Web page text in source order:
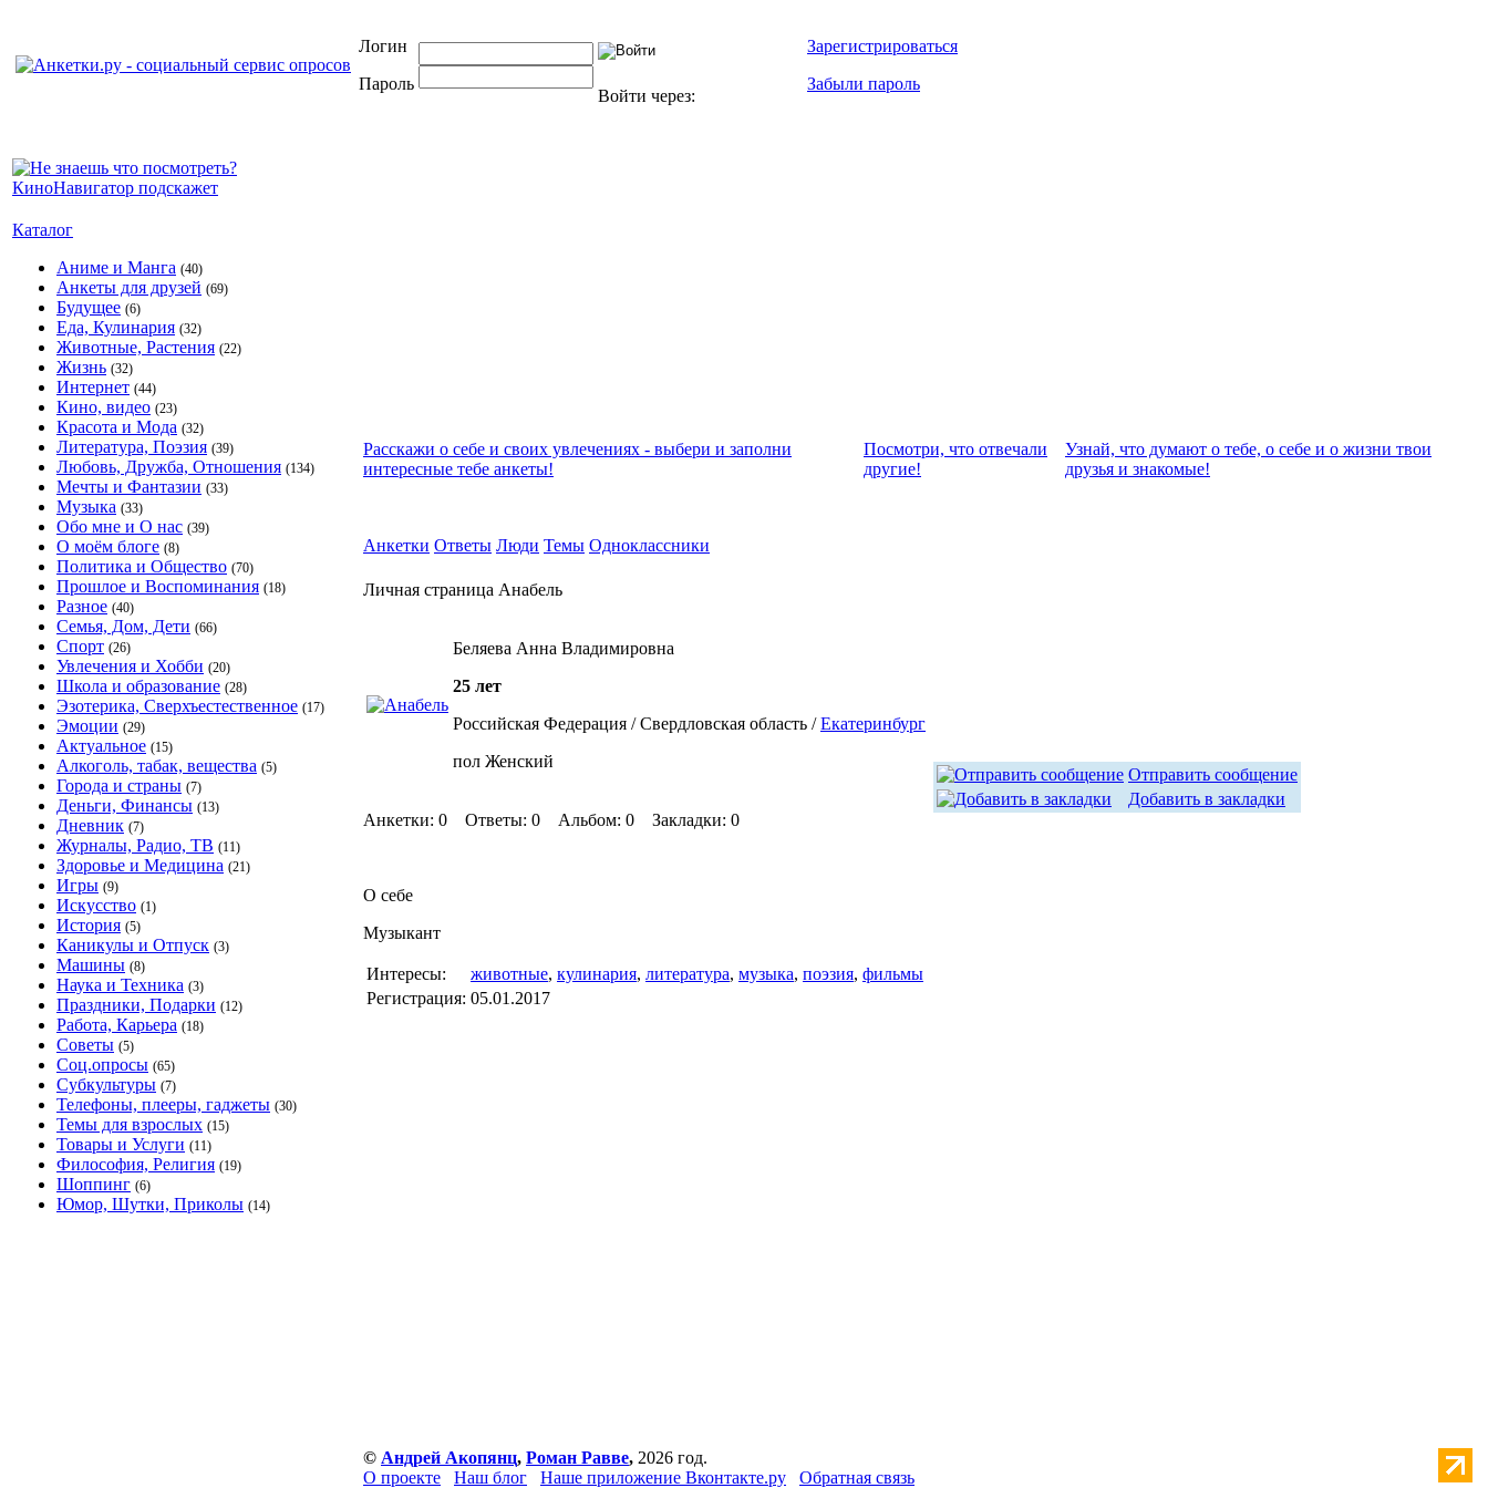
Логин
Пароль
Войти через:
Зарегистрироваться
Забыли пароль
Каталог
Аниме и Манга (40)
Анкеты для друзей (69)
Будущее (6)
Еда, Кулинария (32)
Животные, Растения (22)
Жизнь (32)
Интернет (44)
Кино, видео (23)
Красота и Мода (32)
Литература, Поэзия (39)
Любовь, Дружба, Отношения (134)
Мечты и Фантазии (33)
Музыка (33)
Обо мне и О нас (39)
О моём блоге (8)
Политика и Общество (70)
Прошлое и Воспоминания (18)
Разное (40)
Семья, Дом, Дети (66)
Спорт (26)
Увлечения и Хобби (20)
Школа и образование (28)
Эзотерика, Сверхъестественное (17)
Эмоции (29)
Актуальное (15)
Алкоголь, табак, вещества (5)
Города и страны (7)
Деньги, Финансы (13)
Дневник (7)
Журналы, Радио, ТВ (11)
Здоровье и Медицина (21)
Игры (9)
Искусство (1)
История (5)
Каникулы и Отпуск (3)
Машины (8)
Наука и Техника (3)
Праздники, Подарки (12)
Работа, Карьера (18)
Советы (5)
Соц.опросы (65)
Субкультуры (7)
Телефоны, плееры, гаджеты (30)
Темы для взрослых (15)
Товары и Услуги (11)
Философия, Религия (19)
Шоппинг (6)
Юмор, Шутки, Приколы (14)
Расскажи о себе и своих увлечениях - выбери и заполни
интересные тебе анкеты!
Посмотри, что отвeчали
другие!
Узнай, что думают о тебе, о себе и о жизни твои
друзья и знакомые!
Анкетки Ответы Люди Темы Одноклассники
Личная страница Анабель
Беляева Анна Владимировна
25 лет
Российская Федерация / Свердловская область /Екатеринбург
пол Женский
Анкетки: 0 Ответы: 0 Альбом: 0 Закладки: 0
О себе
Музыкант
Интересы: животные, кулинария, литература, музыка, поэзия, фильмы
Регистрация: 05.01.2017
Отправить сообщение
Добавить в закладки
© Андрей Акопянц, Роман Равве, 2026 год.
О проекте
Наш блог Наше приложение Вконтакте.ру Обратная связь